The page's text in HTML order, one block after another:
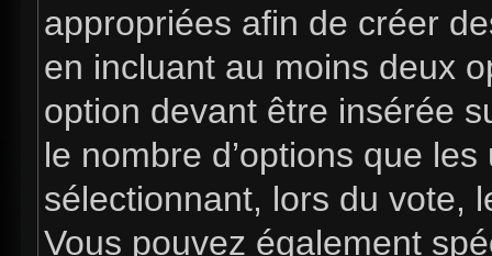
appropriées afin de créer
en incluant au moins deux
option devant être insérée
le nombre d’options que
sélectionnant, lors du vote,
Vous pouvez également